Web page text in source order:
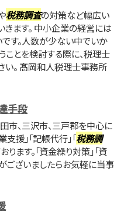
税務調査の対策など幅広い
ます。 中小企業の経営には
す。人数が少ない中でいか
ことを検討する際に、税理士
い。 髙岡和人税理士事務所
手段
市、三沢市、三戸郡を中心に
援」「記帳代行」「税務調
ます。「資金繰り対策」「資
ございましたらお気軽に当事